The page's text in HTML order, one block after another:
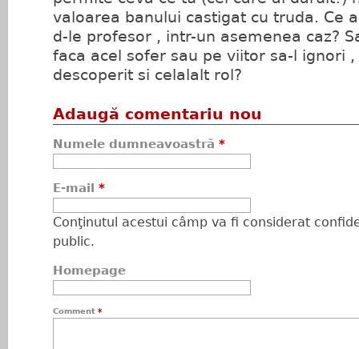
valoarea banului castigat cu truda. Ce
d-le profesor , intr-un asemenea caz?
faca acel sofer sau pe viitor sa-l ignori
descoperit si celalalt rol?
Adaugă comentariu nou
Numele dumneavoastră *
E-mail *
Conţinutul acestui câmp va fi considerat
public.
Homepage
Comment *